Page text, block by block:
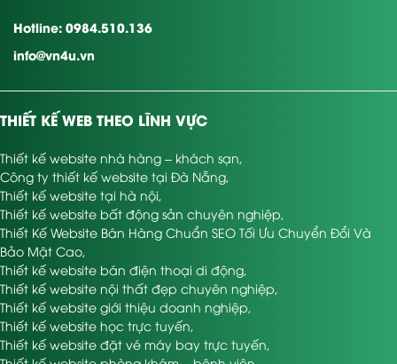
Hotline: 0984.510.136
info@vn4u.vn
THIẾT KẾ WEB THEO LĨNH VỰC
Thiết kế website nhà hàng – khách sạn,
Công ty thiết kế website tại Đà Nẵng,
Thiết kế website tại hà nội,
Thiết kế website bất động sản chuyên nghiệp,
Thiết Kế Website Bán Hàng Chuẩn SEO Tối Ưu Chuyển Đổi Và
Bảo Mật Cao,
Thiết kế website bán điện thoại di động,
Thiết kế website nội thất đẹp chuyên nghiệp,
Thiết kế website giới thiệu doanh nghiệp,
Thiết kế website học trực tuyến,
Thiết kế website đặt vé máy bay trực tuyến,